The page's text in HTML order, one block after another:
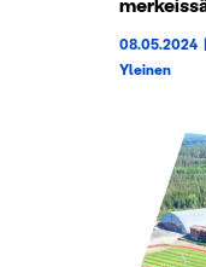
08.05.2024 |
Yleinen